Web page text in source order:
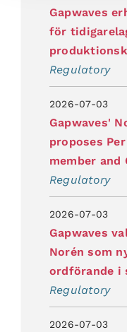
Gapwaves
för
Regulatory
2026-07-03
Gapwaves'
proposes
member and
Regulatory
2026-07-03
Gapwaves
Norén som
ordförande i
Regulatory
2026-07-03